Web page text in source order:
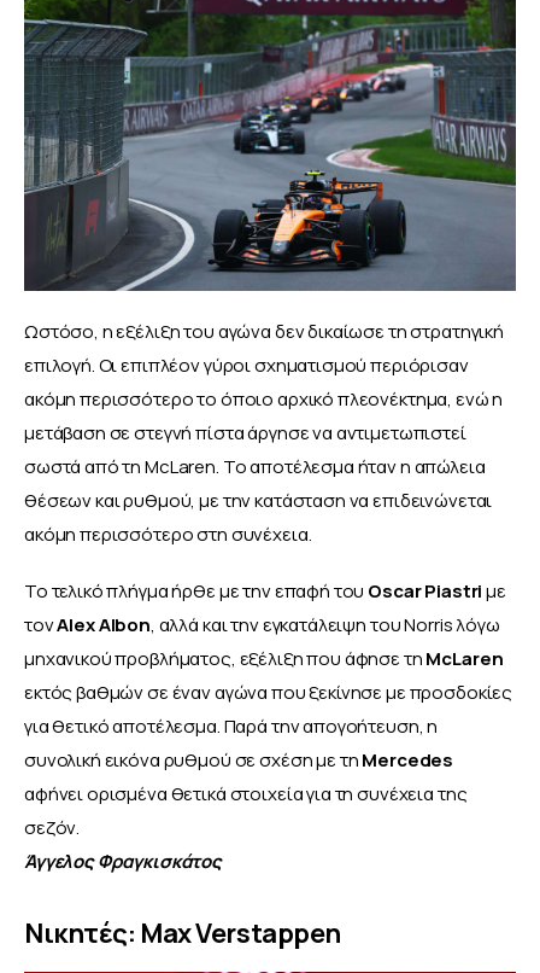
Ωστόσο, η εξέλιξη του αγώνα δεν δικαίωσε τη στρατηγική
επιλογή. Οι επιπλέον γύροι σχηματισμού περιόρισαν
ακόμη περισσότερο το όποιο αρχικό πλεονέκτημα, ενώ η
μετάβαση σε στεγνή πίστα άργησε να αντιμετωπιστεί
σωστά από τη McLaren. Το αποτέλεσμα ήταν η απώλεια
θέσεων και ρυθμού, με την κατάσταση να επιδεινώνεται
ακόμη περισσότερο στη συνέχεια.
Το τελικό πλήγμα ήρθε με την επαφή του Oscar Piastri με
τον Alex Albon, αλλά και την εγκατάλειψη του Norris λόγω
μηχανικού προβλήματος, εξέλιξη που άφησε τη McLaren
εκτός βαθμών σε έναν αγώνα που ξεκίνησε με προσδοκίες
για θετικό αποτέλεσμα. Παρά την απογοήτευση, η
συνολική εικόνα ρυθμού σε σχέση με τη Mercedes
αφήνει ορισμένα θετικά στοιχεία για τη συνέχεια της
σεζόν.
Άγγελος Φραγκισκάτος
Νικητές: Max Verstappen